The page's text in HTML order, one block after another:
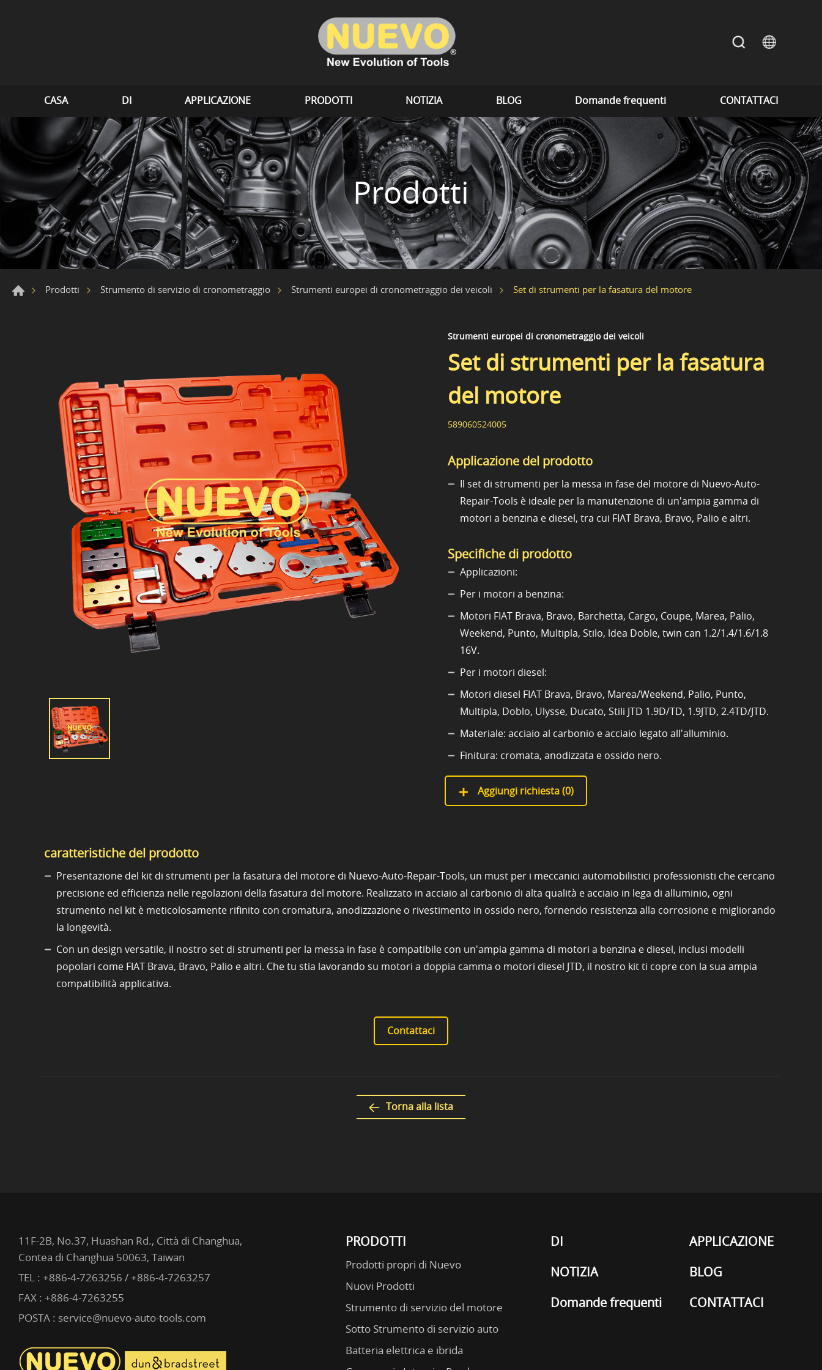
CASA DI APPLICAZIONE PRODOTTI NOTIZIA BLOG Domande frequenti CONTATTACI
Prodotti
Prodotti Strumento di servizio di cronometraggio Strumenti europei di cronometraggio dei veicoli Set di strumenti per la fasatura del motore
Strumenti europei di cronometraggio dei veicoli
Set di strumenti per la fasatura
del motore
589060524005
Applicazione del prodotto
Il set di strumenti per la messa in fase del motore di Nuevo-Auto-
Repair-Tools è ideale per la manutenzione di un'ampia gamma di
motori a benzina e diesel, tra cui FIAT Brava, Bravo, Palio e altri.
Specifiche di prodotto
Applicazioni:
Per i motori a benzina:
Motori FIAT Brava, Bravo, Barchetta, Cargo, Coupe, Marea, Palio,
Weekend, Punto, Multipla, Stilo, ldea Doble, twin can 1.2/1.4/1.6/1.8
16V.
Per i motori diesel:
Motori diesel FIAT Brava, Bravo, Marea/Weekend, Palio, Punto,
Multipla, Doblo, Ulysse, Ducato, Stili JTD 1.9D/TD, 1.9JTD, 2.4TD/JTD.
Materiale: acciaio al carbonio e acciaio legato all'alluminio.
Finitura: cromata, anodizzata e ossido nero.
Aggiungi richiesta (0)
caratteristiche del prodotto
Presentazione del kit di strumenti per la fasatura del motore di Nuevo-Auto-Repair-Tools, un must per i meccanici automobilistici professionisti che cercano
precisione ed efficienza nelle regolazioni della fasatura del motore. Realizzato in acciaio al carbonio di alta qualità e acciaio in lega di alluminio, ogni
strumento nel kit è meticolosamente rifinito con cromatura, anodizzazione o rivestimento in ossido nero, fornendo resistenza alla corrosione e migliorando
la longevità.
Con un design versatile, il nostro set di strumenti per la messa in fase è compatibile con un'ampia gamma di motori a benzina e diesel, inclusi modelli
popolari come FIAT Brava, Bravo, Palio e altri. Che tu stia lavorando su motori a doppia camma o motori diesel JTD, il nostro kit ti copre con la sua ampia
compatibilità applicativa.
Contattaci
Torna alla lista
PRODOTTI
Prodotti propri di Nuevo
Nuovi Prodotti
Strumento di servizio del motore
Sotto Strumento di servizio auto
Batteria elettrica e ibrida
DI
APPLICAZIONE
NOTIZIA
BLOG
Domande frequenti
CONTATTACI
11F-2B, No.37, Huashan Rd., Città di Changhua,
Contea di Changhua 50063, Taiwan
TEL : +886-4-7263256 / +886-4-7263257
FAX : +886-4-7263255
POSTA : service@nuevo-auto-tools.com